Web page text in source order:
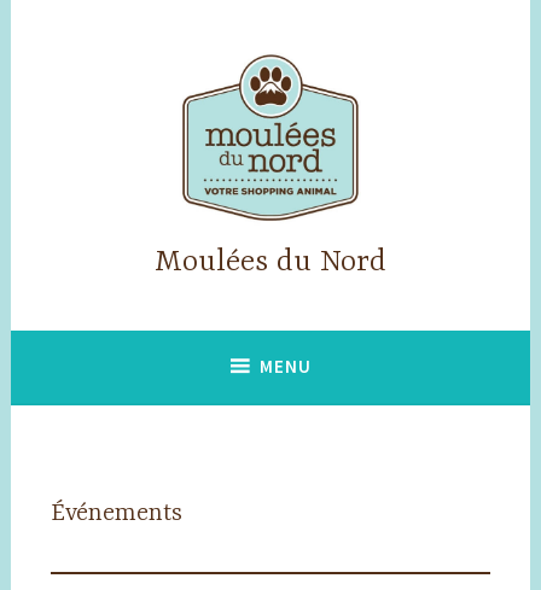
Moulées du Nord
MENU
Événements